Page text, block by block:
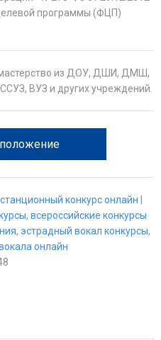
программы (ФЦП)
мастерство из ДОУ, ДШИ, ДМШ,
ВУЗ и других учреждений.
конкурс онлайн
, всероссийские конкурсы
, эстрадный вокал конкурсы,
онлайн